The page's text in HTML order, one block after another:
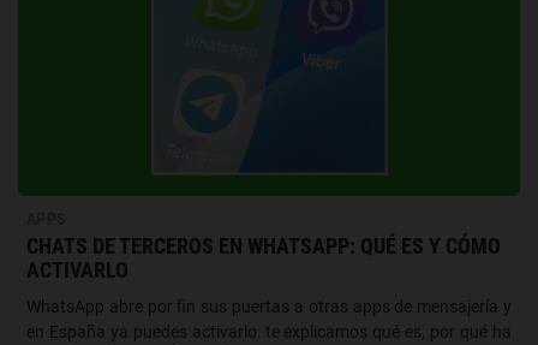
CHATS DE TERCEROS EN WHATSAPP: QUÉ ES Y CÓMO
ACTIVARLO
WhatsApp abre por fin sus puertas a otras apps de mensajería y
en España ya puedes activarlo: te explicamos qué es, por qué ha